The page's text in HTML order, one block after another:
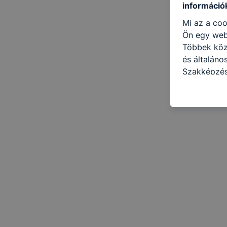
Mi az a
Ön egy
Többek
és
célokból
a
használja
Hogyan
böngésző
böngésző
általában
tétele, a
teljes